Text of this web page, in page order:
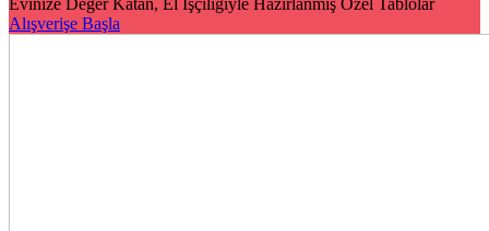
Evinize Değer Katan, El İşçiliğiyle Hazırlanmış Özel Tablolar
Alışverişe Başla